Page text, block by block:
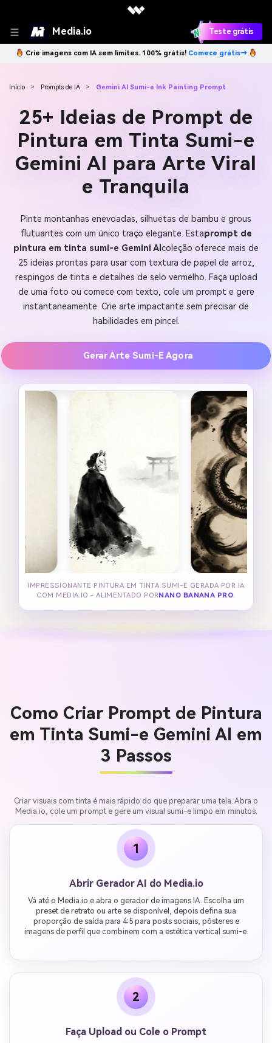
Media.io Teste grátis
Crie imagens com IA sem limites. 100% grátis! Comece grátis→
Início > Prompts de IA > Gemini AI Sumi-e Ink Painting Prompt
25+ Ideias de Prompt de
Pintura em Tinta Sumi-e
Gemini AI para Arte Viral
e Tranquila
Pinte montanhas enevoadas, silhuetas de bambu e grous
flutuantes com um único traço elegante. Estaprompt de
pintura em tinta sumi-e Gemini AIcoleção oferece mais de
25 ideias prontas para usar com textura de papel de arroz,
respingos de tinta e detalhes de selo vermelho. Faça upload
de uma foto ou comece com texto, cole um prompt e gere
instantaneamente. Crie arte impactante sem precisar de
habilidades em pincel.
Gerar Arte Sumi-E Agora
IMPRESSIONANTE PINTURA EM TINTA SUMI-E GERADA POR IA
COM MEDIA.IO - ALIMENTADO PORNANO BANANA PRO.
Como Criar Prompt de Pintura
em Tinta Sumi-e Gemini AI em
3 Passos
Criar visuais com tinta é mais rápido do que preparar uma tela. Abra o
Media.io, cole um prompt e gere um visual sumi-e limpo em minutos.
1
Abrir Gerador AI do Media.io
Vá até o Media.io e abra o gerador de imagens IA. Escolha um
preset de retrato ou arte se disponível, depois defina sua
proporção de saída para 4:5 para posts sociais, pôsteres e
imagens de perfil que combinem com a estética vertical sumi-e.
2
Faça Upload ou Cole o Prompt